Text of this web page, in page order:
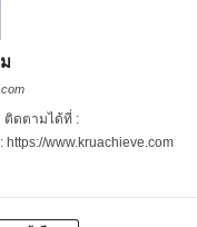
ติดตามได้ที่ :
https://www.kruachieve.com